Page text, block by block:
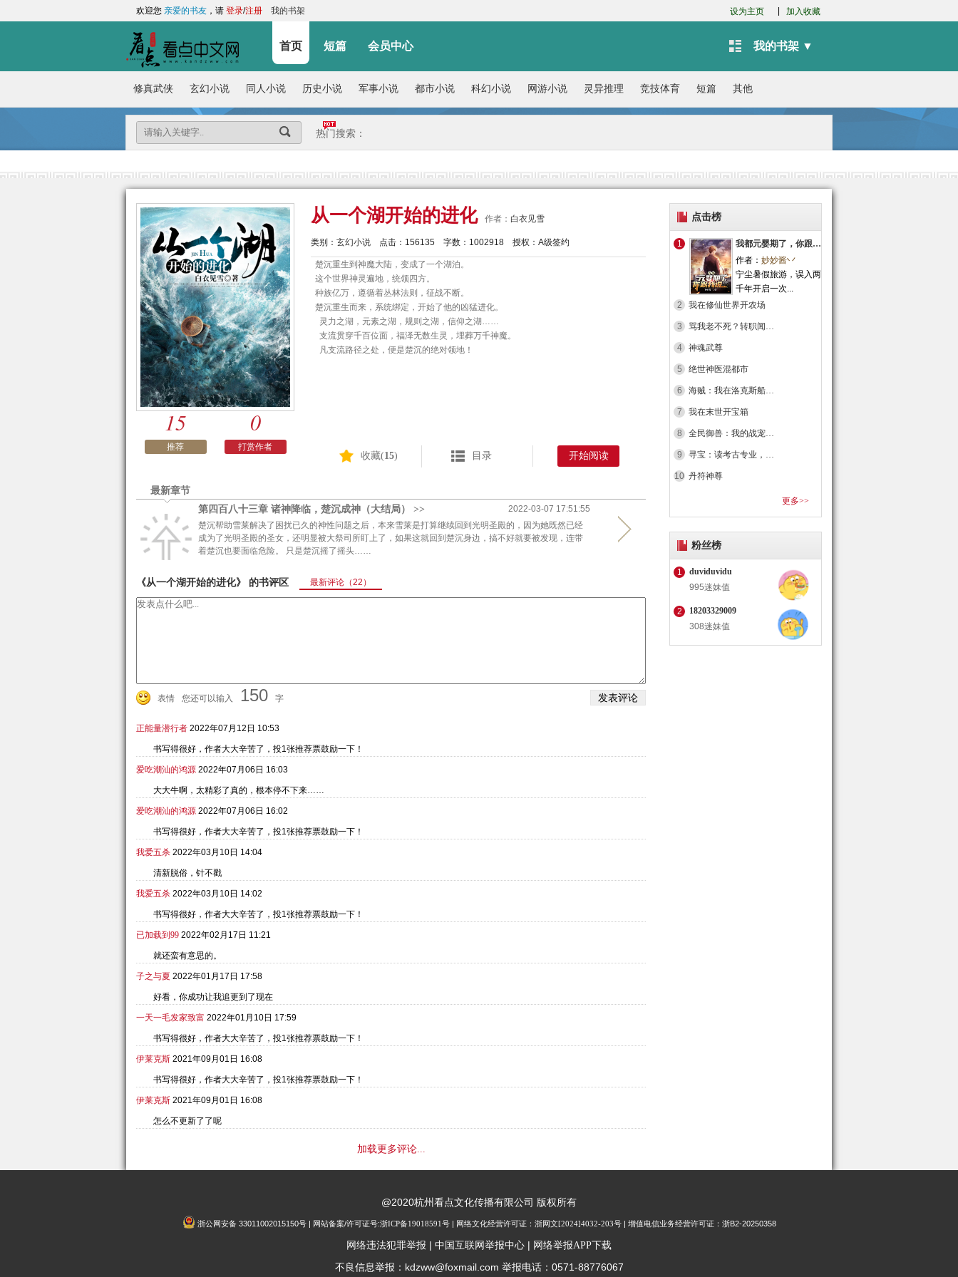
欢迎您 亲爱的书友 ，请 登录/注册 我的书架 设为主页 加入收藏
首页 短篇 会员中心 我的书架 ▼
修真武侠 玄幻小说 同人小说 历史小说 军事小说 都市小说 科幻小说 网游小说 灵异推理 竞技体育 短篇 其他
热门搜索：
15
推荐
0
打赏作者
从一个湖开始的进化 作者： 白衣见雪
类别： 玄幻小说 点击： 156135 字数： 1002918 授权： A级签约
楚沉重生到神魔大陆，变成了一个湖泊。
这个世界神灵遍地，统领四方。
种族亿万，遵循着丛林法则，征战不断。
楚沉重生而来，系统绑定，开始了他的凶猛进化。
灵力之湖，元素之湖，规则之湖，信仰之湖……
支流贯穿千百位面，福泽无数生灵，埋葬万千神魔。
凡支流路径之处，便是楚沉的绝对领地！
收藏(15) 目录 开始阅读
最新章节
2022-03-07 17:51:55
第四百八十三章 诸神降临，楚沉成神（大结局） >>
楚沉帮助雪莱解决了困扰已久的神性问题之后，本来雪莱是打算继续回到光明圣殿的，因为她既然已经
成为了光明圣殿的圣女，还明显被大祭司所盯上了，如果这就回到楚沉身边，搞不好就要被发现，连带
着楚沉也要面临危险。 只是楚沉摇了摇头……
《从一个湖开始的进化》 的书评区 最新评论 （22）
表情 您还可以输入 150 字
正能量潜行者 2022年07月12日 10:53
书写得很好，作者大大辛苦了，投1张推荐票鼓励一下！
爱吃潮汕的鸿源 2022年07月06日 16:03
大大牛啊，太精彩了真的，根本停不下来……
爱吃潮汕的鸿源 2022年07月06日 16:02
书写得很好，作者大大辛苦了，投1张推荐票鼓励一下！
我爱五杀 2022年03月10日 14:04
清新脱俗，针不戳
我爱五杀 2022年03月10日 14:02
书写得很好，作者大大辛苦了，投1张推荐票鼓励一下！
已加载到99 2022年02月17日 11:21
就还蛮有意思的。
子之与夏 2022年01月17日 17:58
好看，你成功让我追更到了现在
一天一毛发家致富 2022年01月10日 17:59
书写得很好，作者大大辛苦了，投1张推荐票鼓励一下！
伊莱克斯 2021年09月01日 16:08
书写得很好，作者大大辛苦了，投1张推荐票鼓励一下！
伊莱克斯 2021年09月01日 16:08
怎么不更新了了呢
加载更多评论...
点击榜
1
我都元婴期了，你跟我说开学？
作者： 妙妙酱丷
宁尘暑假旅游，误入两
千年开启一次...
2
我在修仙世界开农场
3 骂我老不死？转职闻仲，九天雷祖
4 神魂武尊
5 绝世神医混都市
6 海贼：我在洛克斯船上996
7 我在末世开宝箱
8 全民御兽：我的战宠超厉害
9 寻宝：读考古专业，掀起修仙狂潮
10 丹符神尊
更多>>
粉丝榜
1
duviduvidu
995迷妹值
2
18203329009
308迷妹值
@2020杭州看点文化传播有限公司 版权所有
浙公网安备 33011002015150号 | 网站备案/许可证号:浙ICP备19018591号| 网络文化经营许可证： 浙网文[2024]4032-203号| 增值电信业务经营许可证：浙B2-20250358
网络违法犯罪举报 | 中国互联网举报中心 | 网络举报APP下载
不良信息举报：kdzww@foxmail.com 举报电话：0571-88776067